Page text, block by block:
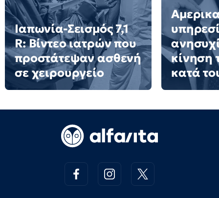
Ιαπωνία-Σεισμός 7,1
R: Βίντεο ιατρών που
προστάτεψαν ασθενή
σε χειρουργείο
κίνηση
κατά